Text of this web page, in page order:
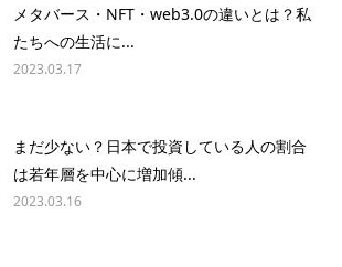
メタバース・NFT・web3.0の違いとは？私
たちへの生活に...
2023.03.17
まだ少ない？日本で投資している人の割合
は若年層を中心に増加傾...
2023.03.16